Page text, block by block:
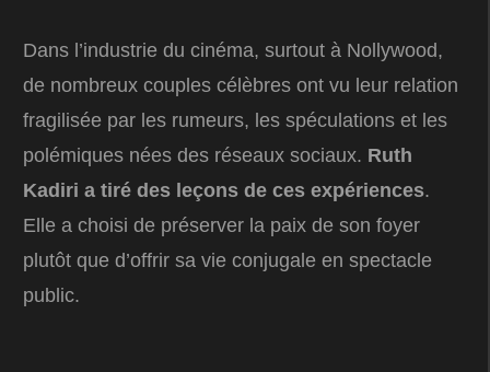
Dans l’industrie du cinéma, surtout à Nollywood,
de nombreux couples célèbres ont vu leur relation
fragilisée par les rumeurs, les spéculations et les
polémiques nées des réseaux sociaux. Ruth
Kadiri a tiré des leçons de ces expériences.
Elle a choisi de préserver la paix de son foyer
plutôt que d’offrir sa vie conjugale en spectacle
public.